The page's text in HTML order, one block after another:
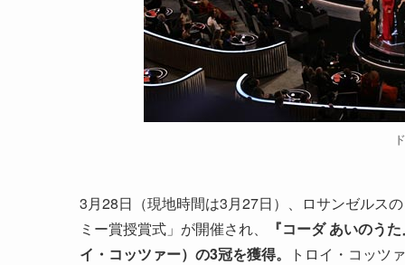
3月28日（現地時間は3月27日）、ロサンゼルス
ミー賞授賞式」が開催され、
『コーダ あいのう
イ・コッツァー）の3冠を獲得。
トロイ・コッツ